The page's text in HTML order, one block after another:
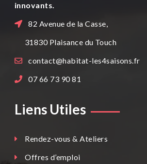
innovants.
82 Avenue de la Casse,
31830 Plaisance du Touch
contact@habitat-les4saisons.fr
07 66 73 90 81
Liens Utiles
Rendez-vous & Ateliers
Offres d’emploi